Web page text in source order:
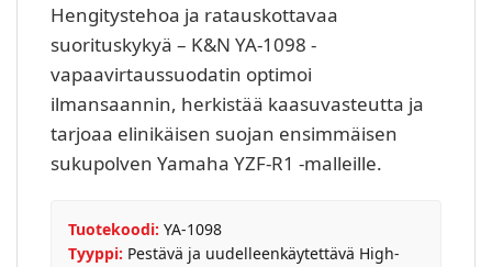
Hengitystehoa ja ratauskottavaa
suorituskykyä – K&N YA-1098 -
vapaavirtaussuodatin optimoi
ilmansaannin, herkistää kaasuvasteutta ja
tarjoaa elinikäisen suojan ensimmäisen
sukupolven Yamaha YZF-R1 -malleille.
Tuotekoodi: YA-1098
Tyyppi: Pestävä ja uudelleenkäytettävä High-